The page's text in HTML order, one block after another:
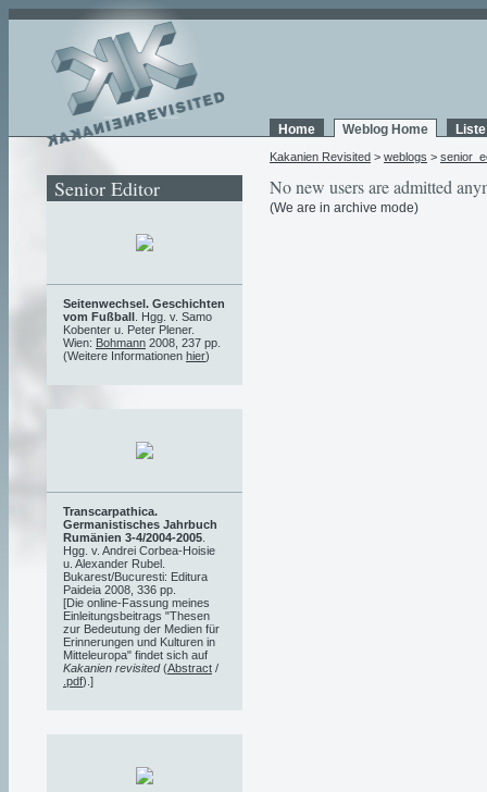
Home Weblog Home
Kakanien Revisited > weblogs >
No new users are admitted
(We are in archive mode)
Senior Editor
Seitenwechsel. Geschichten
vom Fußball . Hgg. v. Samo
Kobenter u. Peter Plener.
Wien: Bohmann 2008, 237 pp.
(Weitere Informationen hier)
Transcarpathica.
Germanistisches Jahrbuch
Rumänien 3-4/2004-2005
Hgg. v. Andrei Corbea-Hoisie
u. Alexander Rubel.
Bukarest/Bucuresti: Editura
Paideia 2008, 336 pp.
[Die online-Fassung meines
Einleitungsbeitrags "Thesen
zur Bedeutung der Medien für
Erinnerungen und Kulturen in
Mitteleuropa" findet sich auf
Kakanien revisited(Abstract /
.pdf).]